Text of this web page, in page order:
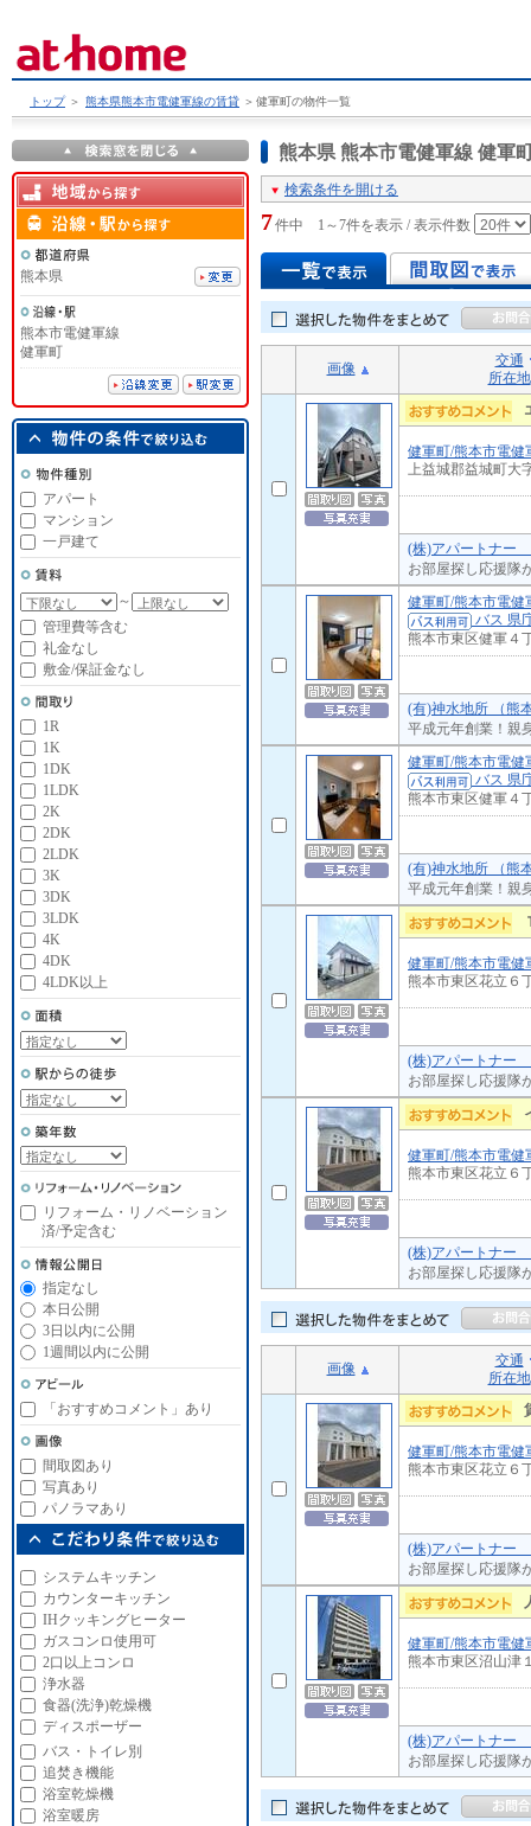
トップ ＞ 熊本県熊本市電健軍線の賃貸 ＞ 健軍町の物件一覧
熊本県 熊本市電健軍線 健軍
検索条件を開ける
7件中 1～7件を表示 / 表示件数
画像
交通
所在地
健軍町/熊本市電健
上益城郡益城町大
(株)アパートナー
お部屋探し応援隊
健軍町/熊本市電健
バス 県
熊本市東区健軍４
(有)神水地所 （熊
平成元年創業！親
健軍町/熊本市電健
バス 県
熊本市東区健軍４
(有)神水地所 （熊
平成元年創業！親
健軍町/熊本市電健
熊本市東区花立６
(株)アパートナー
お部屋探し応援隊
健軍町/熊本市電健
熊本市東区花立６
(株)アパートナー
お部屋探し応援隊
画像
交通
所在地
健軍町/熊本市電健
熊本市東区花立６
(株)アパートナー
お部屋探し応援隊
健軍町/熊本市電健
熊本市東区沼山津
(株)アパートナー
お部屋探し応援隊
熊本県
熊本市電健軍線
健軍町
アパート
マンション
一戸建て
～
管理費等含む
礼金なし
敷金/保証金なし
1R
1K
1DK
1LDK
2K
2DK
2LDK
3K
3DK
3LDK
4K
4DK
4LDK以上
リフォーム・リノベーション
済/予定含む
指定なし
本日公開
3日以内に公開
1週間以内に公開
「おすすめコメント」あり
間取図あり
写真あり
パノラマあり
システムキッチン
カウンターキッチン
IHクッキングヒーター
ガスコンロ使用可
2口以上コンロ
浄水器
食器(洗浄)乾燥機
ディスポーザー
バス・トイレ別
追焚き機能
浴室乾燥機
浴室暖房